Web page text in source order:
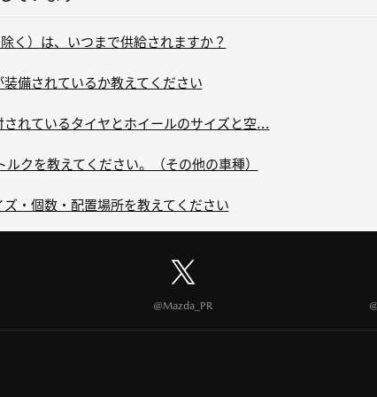
く）は、いつまで供給されますか？
備されているか教えてください
されているタイヤとホイールのサイズと空...
クを教えてください。（その他の車種）
・個数・配置場所を教えてください
@Mazda_PR